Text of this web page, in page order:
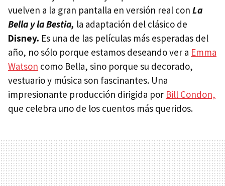
vuelven a la gran pantalla en versión real con La
Bella y la Bestia, la adaptación del clásico de
Disney. Es una de las películas más esperadas del
año, no sólo porque estamos deseando ver a Emma
Watson como Bella, sino porque su decorado,
vestuario y música son fascinantes. Una
impresionante producción dirigida por Bill Condon,
que celebra uno de los cuentos más queridos.